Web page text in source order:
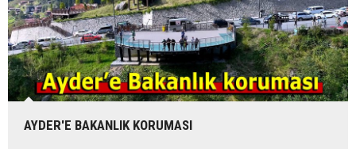
AYDER'E BAKANLIK KORUMASI